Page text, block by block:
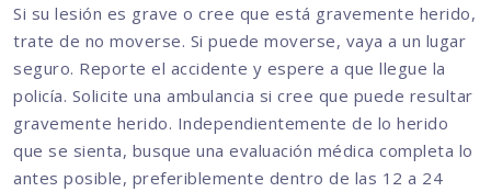
Si su lesión es grave o cree que está gravemente herido,
trate de no moverse. Si puede moverse, vaya a un lugar
seguro. Reporte el accidente y espere a que llegue la
policía. Solicite una ambulancia si cree que puede resultar
gravemente herido. Independientemente de lo herido
que se sienta, busque una evaluación médica completa lo
antes posible, preferiblemente dentro de las 12 a 24